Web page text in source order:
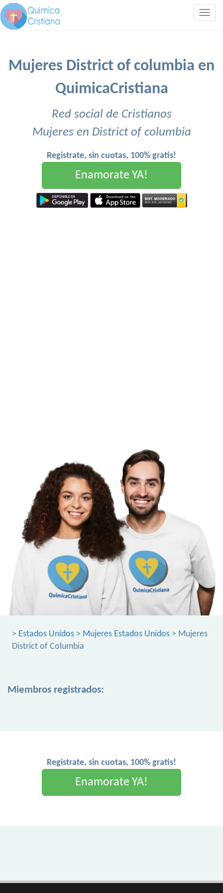
Mujeres District of columbia en
QuimicaCristiana
Red social de Cristianos
Mujeres en District of columbia
Registrate, sin cuotas, 100% gratis!
Enamorate YA!
> Estados Unidos > Mujeres Estados Unidos > Mujeres
District of Columbia
Miembros registrados:
Registrate, sin cuotas, 100% gratis!
Enamorate YA!